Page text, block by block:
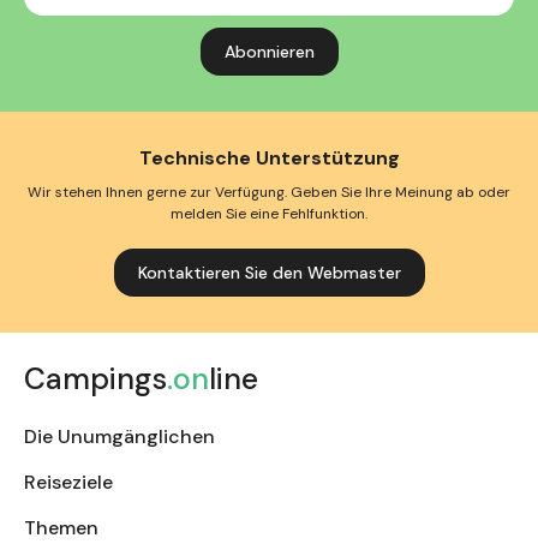
Technische Unterstützung
Wir stehen Ihnen gerne zur Verfügung. Geben Sie Ihre Meinung ab oder
melden Sie eine Fehlfunktion.
Kontaktieren Sie den Webmaster
Campings.online
Die Unumgänglichen
Reiseziele
Themen